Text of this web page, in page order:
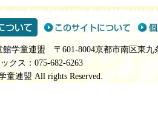
学童連盟 〒601-8004京都市南区東九
クス：075-682-6263
連盟 All rights Reserved.